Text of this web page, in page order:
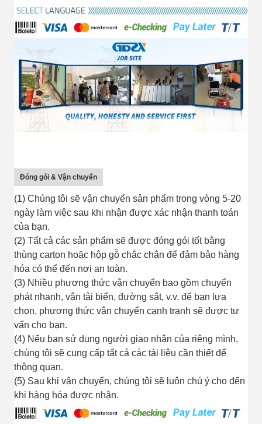
Đóng gói & Vận chuyển
(1) Chúng tôi sẽ vận chuyển sản phẩm trong vòng 5-20
ngày làm việc sau khi nhận được xác nhận thanh toán
của bạn.
(2) Tất cả các sản phẩm sẽ được đóng gói tốt bằng
thùng carton hoặc hộp gỗ chắc chắn để đảm bảo hàng
hóa có thể đến nơi an toàn.
(3) Nhiều phương thức vận chuyển bao gồm chuyển
phát nhanh, vận tải biển, đường sắt, v.v. để bạn lựa
chọn, phương thức vận chuyển cạnh tranh sẽ được tư
vấn cho bạn.
(4) Nếu bạn sử dụng người giao nhận của riêng mình,
chúng tôi sẽ cung cấp tất cả các tài liệu cần thiết để
thông quan.
(5) Sau khi vận chuyển, chúng tôi sẽ luôn chú ý cho đến
khi hàng hóa được nhận.